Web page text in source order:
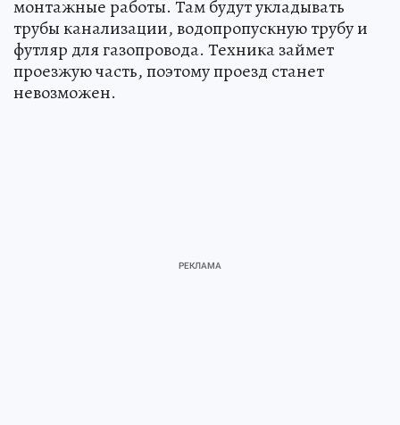
монтажные работы. Там будут укладывать
трубы канализации, водопропускную трубу и
футляр для газопровода. Техника займет
проезжую часть, поэтому проезд станет
невозможен.